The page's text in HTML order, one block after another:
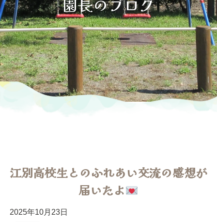
江別高校生とのふれあい交流の感想が
届いたよ
2025年10月23日